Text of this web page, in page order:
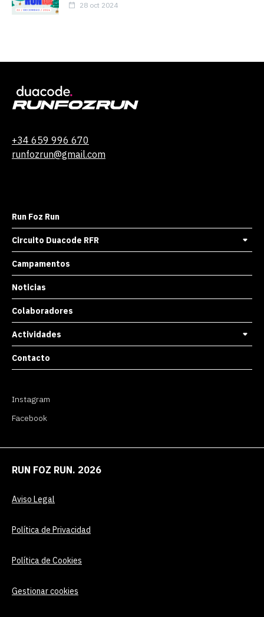
28 oct 2024
+34 659 996 670
runfozrun@gmail.com
Run Foz Run
Circuito Duacode RFR
Campamentos
Noticias
Colaboradores
Actividades
Contacto
Instagram
Facebook
RUN FOZ RUN. 2026
Aviso Legal
Política de Privacidad
Política de Cookies
Gestionar cookies